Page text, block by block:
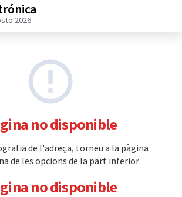
2026
no disponible
de l'adreça, torneu a la pàgina
de les opcions de la part inferior
no disponible